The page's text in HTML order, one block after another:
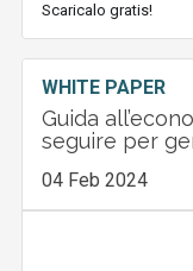
Scaricalo gratis!
WHITE PAPER
Guida
seguire per
04 Feb 2024